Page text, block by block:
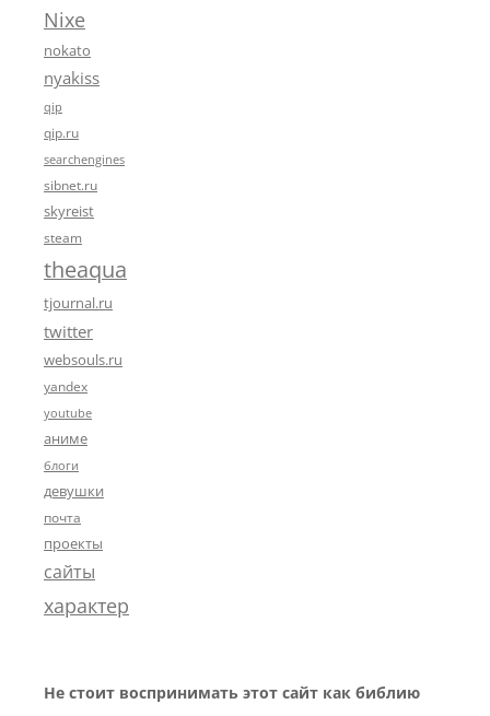
Nixe
nokato
nyakiss
qip
qip.ru
searchengines
sibnet.ru
skyreist
steam
theaqua
tjournal.ru
twitter
websouls.ru
yandex
youtube
аниме
блоги
девушки
почта
проекты
сайты
характер
Не стоит воспринимать этот сайт как библию